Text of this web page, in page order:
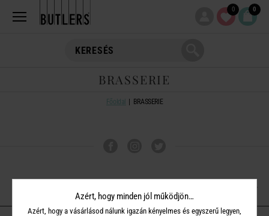
0 0
BRASSERIE
Főoldal BRASSERIE
Azért, hogy minden jól működjön…
Azért, hogy a vásárlásod nálunk igazán kényelmes és egyszerű legyen,